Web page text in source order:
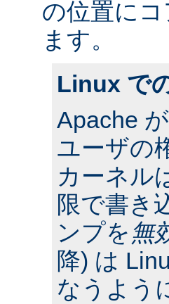
の位置に
ます。
Linux で
Apache
ユーザの
カーネル
限で書き
ンプを無
降) は
なうよう